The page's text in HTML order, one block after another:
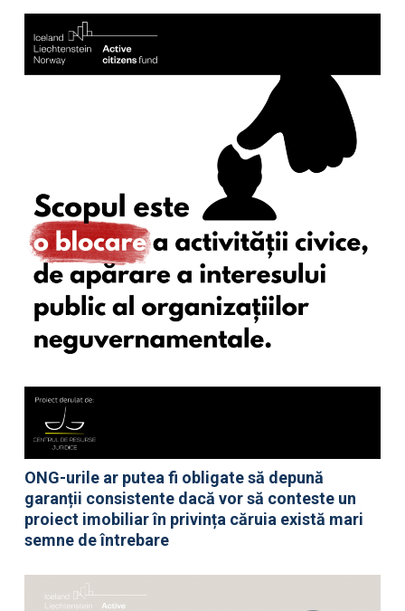
ONG-urile ar putea fi obligate să depună
garanții consistente dacă vor să conteste un
proiect imobiliar în privința căruia există mari
semne de întrebare